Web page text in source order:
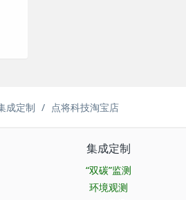
成定制 点将科技淘宝店
集成定制
“双碳”监测
环境观测